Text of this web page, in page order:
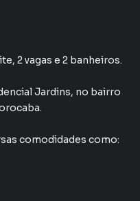
2 vagas e 2 banheiros.
Jardins, no bairro
.
comodidades como: